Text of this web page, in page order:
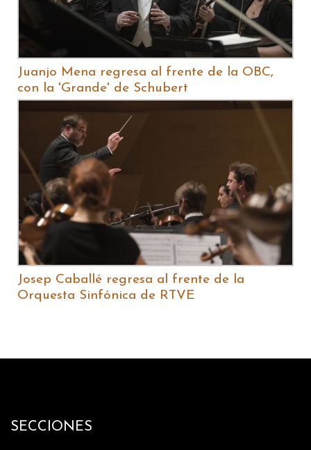
Juanjo Mena regresa al frente de la OBC,
con la 'Grande' de Schubert
Josep Caballé regresa al frente de la
Orquesta Sinfónica de RTVE
SECCIONES